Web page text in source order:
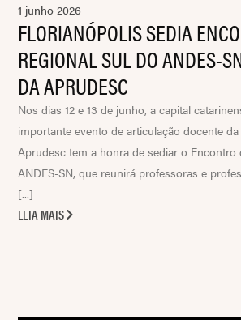
1 junho 2026
FLORIANÓPOLIS SEDIA
REGIONAL SUL DO ANDES-
DA APRUDESC
Nos dias 12 e 13 de junho, a capital
importante evento de articulação docente
Aprudesc tem a honra de sediar o Encontro
ANDES-SN, que reunirá professoras e
[...]
LEIA MAIS